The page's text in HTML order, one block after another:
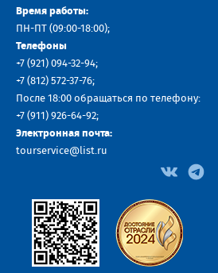
Время работы:
ПН-ПТ (09:00-18:00);
Телефоны
+7 (921) 094-32-94;
+7 (812) 572-37-76;
После 18:00 обращаться по телефону:
+7 (911) 926-64-92;
Электронная почта:
tourservice@list.ru